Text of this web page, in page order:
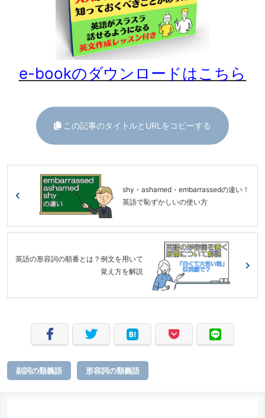
e-bookのダウンロードはこちら
この記事のタイトルとURLをコピーする
shy・ashamed・embarrassedの違い！
英語で恥ずかしいの使い方
英語の形容詞の順番とは？例文を用いて
覚え方を解説
副詞の類義語 形容詞の類義語